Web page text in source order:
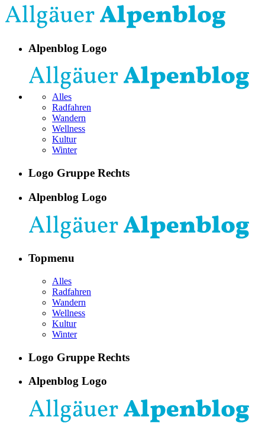
Alpenblog Logo
Alles
Radfahren
Wandern
Wellness
Kultur
Winter
Logo Gruppe Rechts
Alpenblog Logo
Topmenu
Alles
Radfahren
Wandern
Wellness
Kultur
Winter
Logo Gruppe Rechts
Alpenblog Logo